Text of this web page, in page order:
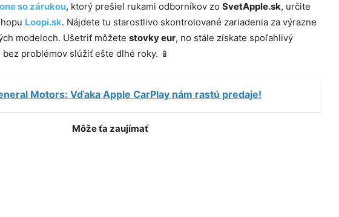
so zárukou, ktorý prešiel rukami odborníkov zo SvetApple.sk, určite
Loopi.sk. Nájdete tu starostlivo skontrolované zariadenia za výrazne
modeloch. Ušetriť môžete stovky eur, no stále získate spoľahlivý
problémov slúžiť ešte dlhé roky. 📱
Motors: Vďaka Apple CarPlay nám rastú predaje!
Môže ťa zaujímať